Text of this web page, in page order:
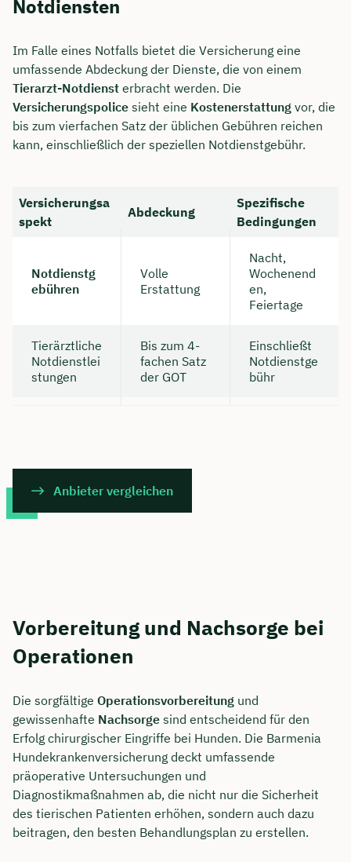
Notdiensten
Im Falle eines Notfalls bietet die Versicherung eine
umfassende Abdeckung der Dienste, die von einem
Tierarzt-Notdienst erbracht werden. Die
Versicherungspolice sieht eine Kostenerstattung vor, die
bis zum vierfachen Satz der üblichen Gebühren reichen
kann, einschließlich der speziellen Notdienstgebühr.
Versicherungsa
spekt
Abdeckung
Spezifische
Bedingungen
Notdienstg
ebühren
Volle
Erstattung
Nacht,
Wochenend
en,
Feiertage
Tierärztliche
Notdienstlei
stungen
Bis zum 4-
fachen Satz
der GOT
Einschließt
Notdienstge
bühr
Anbieter vergleichen
Vorbereitung und Nachsorge bei
Operationen
Die sorgfältige Operationsvorbereitung und
gewissenhafte Nachsorge sind entscheidend für den
Erfolg chirurgischer Eingriffe bei Hunden. Die Barmenia
Hundekrankenversicherung deckt umfassende
präoperative Untersuchungen und
Diagnostikmaßnahmen ab, die nicht nur die Sicherheit
des tierischen Patienten erhöhen, sondern auch dazu
beitragen, den besten Behandlungsplan zu erstellen.